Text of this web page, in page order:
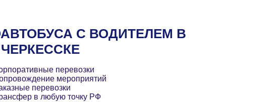
С ВОДИТЕЛЕМ В
ЧЕРКЕССКЕ
перевозки
мероприятий
перевозки
в любую точку РФ